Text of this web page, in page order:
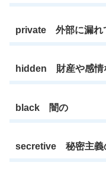
private 外部に漏れ
hidden 財産や感情
black 闇の
secretive 秘密主義